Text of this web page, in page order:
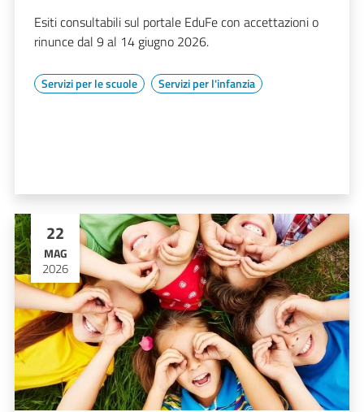
Esiti consultabili sul portale EduFe con accettazioni o
rinunce dal 9 al 14 giugno 2026.
Servizi per le scuole Servizi per l'infanzia
22
MAG
2026